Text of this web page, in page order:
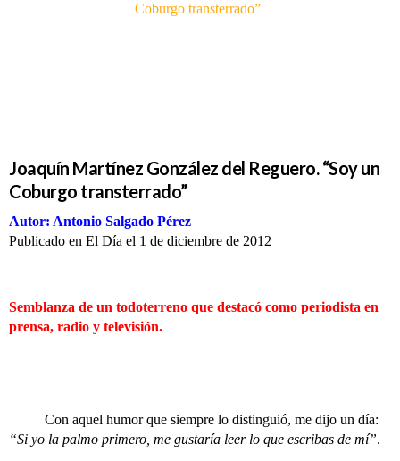
Coburgo transterrado”
Joaquín Martínez González del Reguero. “Soy un
Coburgo transterrado”
Autor: Antonio Salgado Pérez
Publicado en El Día el 1 de diciembre de 2012
Semblanza de un todoterreno que destacó como periodista en
prensa, radio y televisión.
Con aquel humor que siempre lo distinguió, me dijo un día:
“Si yo la palmo primero, me gustaría leer lo que escribas de mí”.